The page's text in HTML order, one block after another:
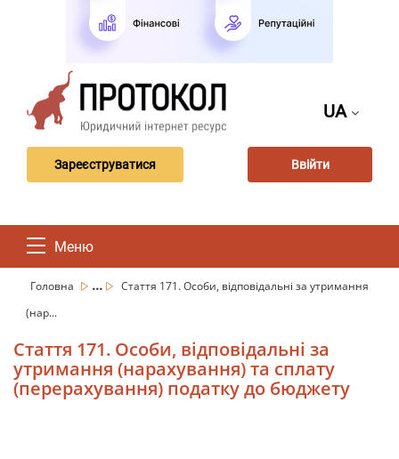
UA
Зареєструватися Ввійти
Меню
Головна ...
Стаття 171. Особи, відповідальні за утримання
(нар...
Стаття 171. Особи, відповідальні за
утримання (нарахування) та сплату
(перерахування) податку до бюджету